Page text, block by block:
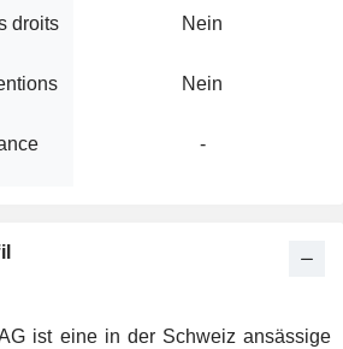
droits
Nein
Nein
-
ist eine in der Schweiz ansässige